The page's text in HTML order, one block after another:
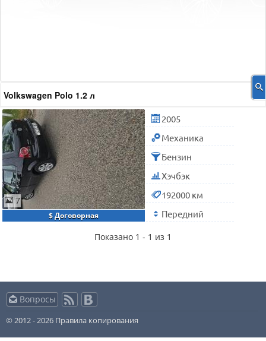
Volkswagen Polo 1.2 л
7
$ Договорная
2005
Механика
Бензин
Хэчбэк
192000 км
Передний
Показано 1 - 1 из 1
Вопросы
© 2012 - 2026 Правила копирования